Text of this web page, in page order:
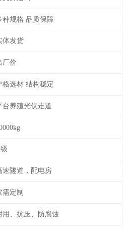
种规格 品质保障
体发货
厂价
格选材 结构稳定
台养殖光伏走道
速隧道，配电房
需定制
用、抗压、防腐蚀